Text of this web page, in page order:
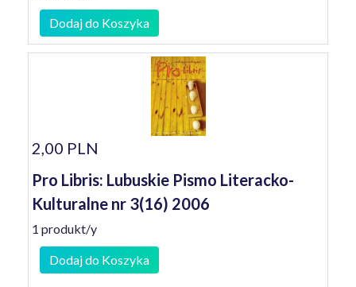
Dodaj do Koszyka
2,00 PLN
Pro Libris: Lubuskie Pismo Literacko-
Kulturalne nr 3(16) 2006
1 produkt/y
Dodaj do Koszyka